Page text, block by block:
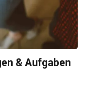
& Aufgaben